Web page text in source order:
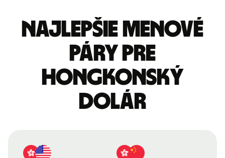
Najlepšie menové
páry pre
Hongkonský
dolár